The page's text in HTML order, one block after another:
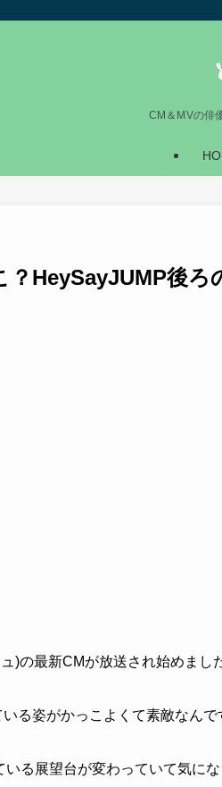
CM＆MVの俳
HeySayJUMP後ろ
)の最新CMが放送され始めまし
る姿がかっこよくて素敵なんで
る展望台が変わっていて気にな